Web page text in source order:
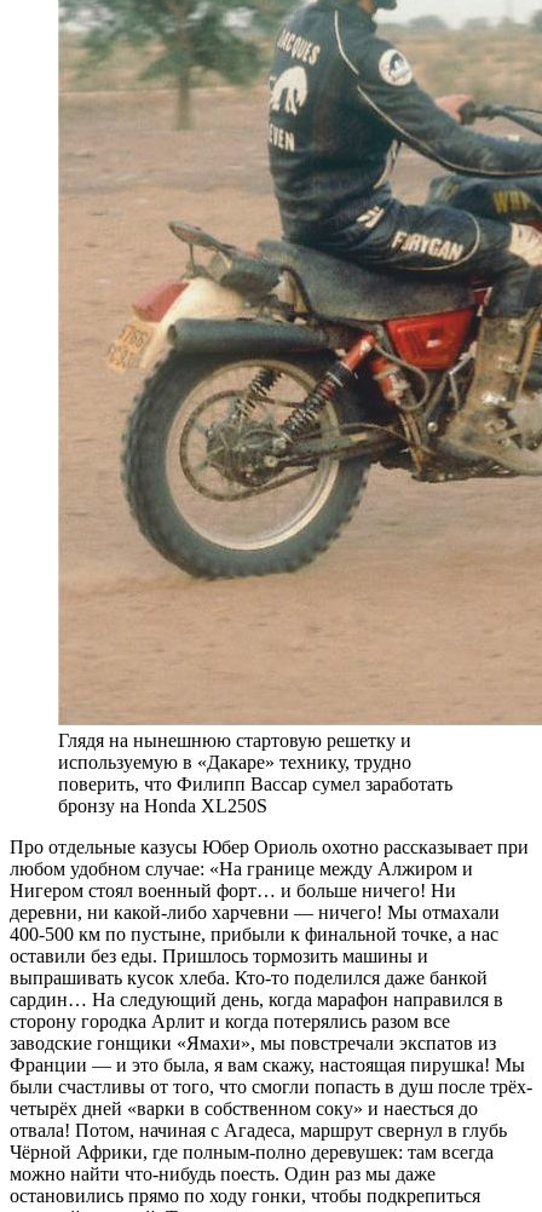
Глядя на нынешнюю стартовую решетку и
используемую в «Дакаре» технику, трудно
поверить, что Филипп Вассар сумел заработать
бронзу на Honda XL250S
Про отдельные казусы Юбер Ориоль охотно рассказывает при
любом удобном случае: «На границе между Алжиром и
Нигером стоял военный форт… и больше ничего! Ни
деревни, ни какой-либо харчевни — ничего! Мы отмахали
400-500 км по пустыне, прибыли к финальной точке, а нас
оставили без еды. Пришлось тормозить машины и
выпрашивать кусок хлеба. Кто-то поделился даже банкой
сардин… На следующий день, когда марафон направился в
сторону городка Арлит и когда потерялись разом все
заводские гонщики «Ямахи», мы повстречали экспатов из
Франции — и это была, я вам скажу, настоящая пирушка! Мы
были счастливы от того, что смогли попасть в душ после трёх-
четырёх дней «варки в собственном соку» и наесться до
отвала! Потом, начиная с Агадеса, маршрут свернул в глубь
Чёрной Африки, где полным-полно деревушек: там всегда
можно найти что-нибудь поесть. Один раз мы даже
остановились прямо по ходу гонки, чтобы подкрепиться